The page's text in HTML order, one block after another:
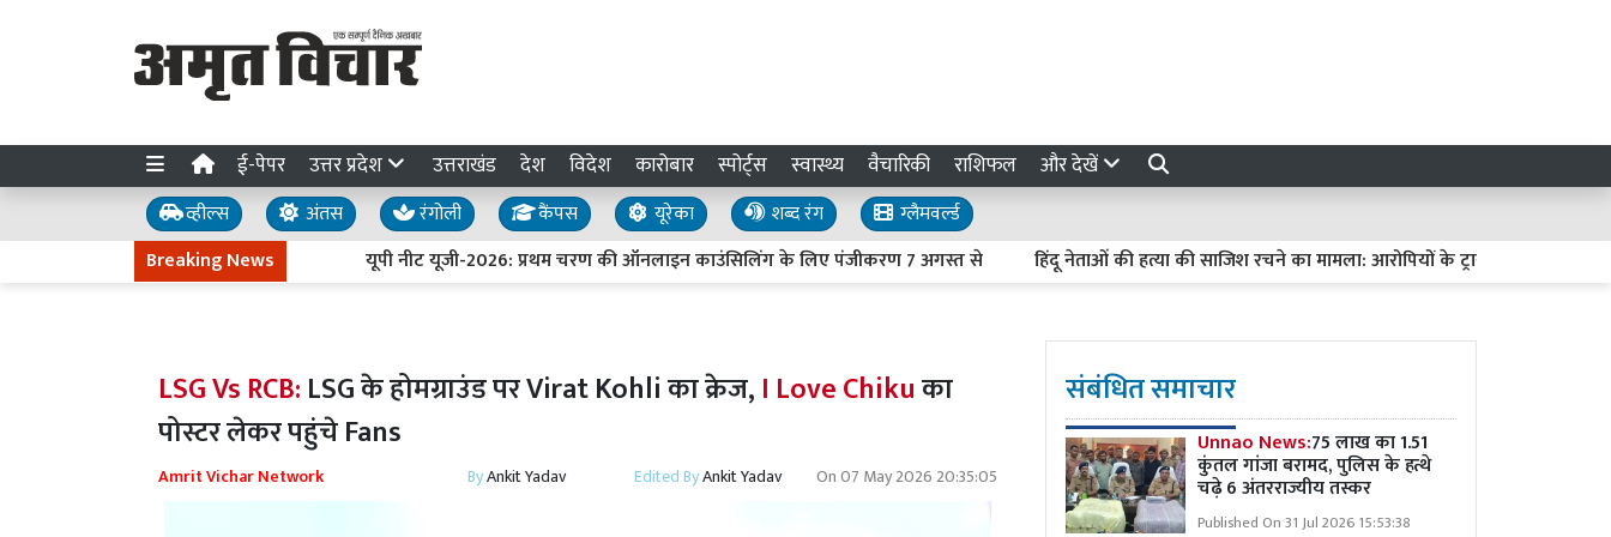
ई-पेपर उत्तर प्रदेश उत्तराखंड देश विदेश कारोबार स्पोर्ट्स स्वास्थ्य वैचारिकी राशिफल और देखें
व्हील्स अंतस रंगोली कैंपस यूरेका शब्द रंग
ग्लैमवर्ल्ड
Breaking News
यूपी नीट यूजी-2026: प्रथम चरण की ऑनलाइन काउंसिलिंग के लिए पंजीकरण 7 अगस्त से हिंदू नेताओं की हत्या की साजिश रचने का मामला: आरोपियों के ट्रायल में देरी पर हाईकोर्ट
LSG Vs RCB: LSG के होमग्राउंड पर Virat Kohli का क्रेज, I Love Chikuका
पोस्टर लेकर पहुंचे Fans
Amrit Vichar Network ByAnkit Yadav Edited ByAnkit Yadav On07 May 2026 20:35:05
संबंधित समाचार
Unnao News:75 लाख का 1.51
कुंतल गांजा बरामद, पुलिस के हत्थे
चढ़े 6 अंतरराज्यीय तस्कर
Published On 31 Jul 2026 15:53:38